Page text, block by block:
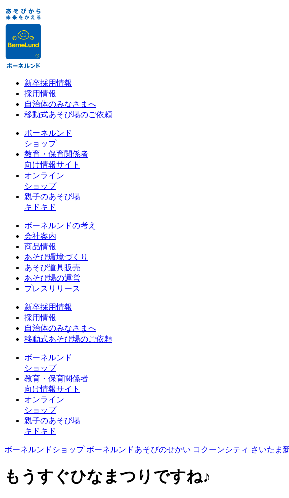
新卒採用情報
採用情報
自治体のみなさまへ
移動式あそび場のご依頼
ボーネルンド
ショップ
教育・保育関係者
向け情報サイト
オンライン
ショップ
親子のあそび場
キドキド
ボーネルンドの考え
会社案内
商品情報
あそび環境づくり
あそび道具販売
あそび場の運営
プレスリリース
新卒採用情報
採用情報
自治体のみなさまへ
移動式あそび場のご依頼
ボーネルンド
ショップ
教育・保育関係者
向け情報サイト
オンライン
ショップ
親子のあそび場
キドキド
ボーネルンドショップ ボーネルンドあそびのせかい コクーンシティ さいたま
もうすぐひなまつりですね♪